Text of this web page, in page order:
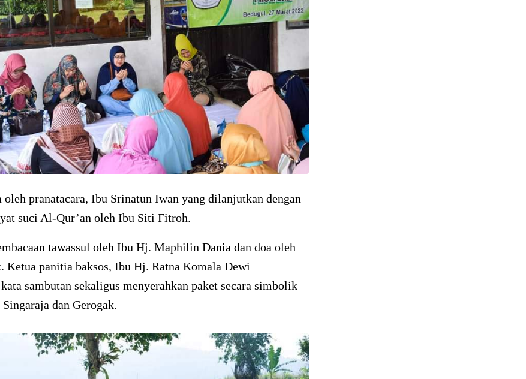
oleh pranatacara, Ibu Srinatun Iwan yang dilanjutkan dengan
suci Al-Qur’an oleh Ibu Siti Fitroh.
tawassul oleh Ibu Hj. Maphilin Dania dan doa oleh
panitia baksos, Ibu Hj. Ratna Komala Dewi
sambutan sekaligus menyerahkan paket secara simbolik
dan Gerogak.